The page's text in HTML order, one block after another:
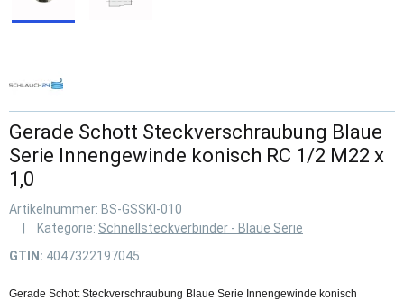
Gerade Schott Steckverschraubung Blaue
Serie Innengewinde konisch RC 1/2 M22 x
1,0
Artikelnummer: BS-GSSKI-010
Kategorie: Schnellsteckverbinder - Blaue Serie
GTIN: 4047322197045
Gerade Schott Steckverschraubung Blaue Serie Innengewinde konisch